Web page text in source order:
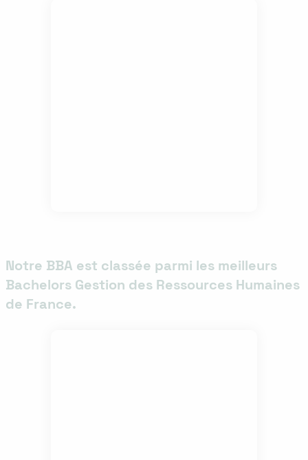
Notre BBA est classée parmi les meilleurs
Bachelors Gestion des Ressources Humaines
de France.